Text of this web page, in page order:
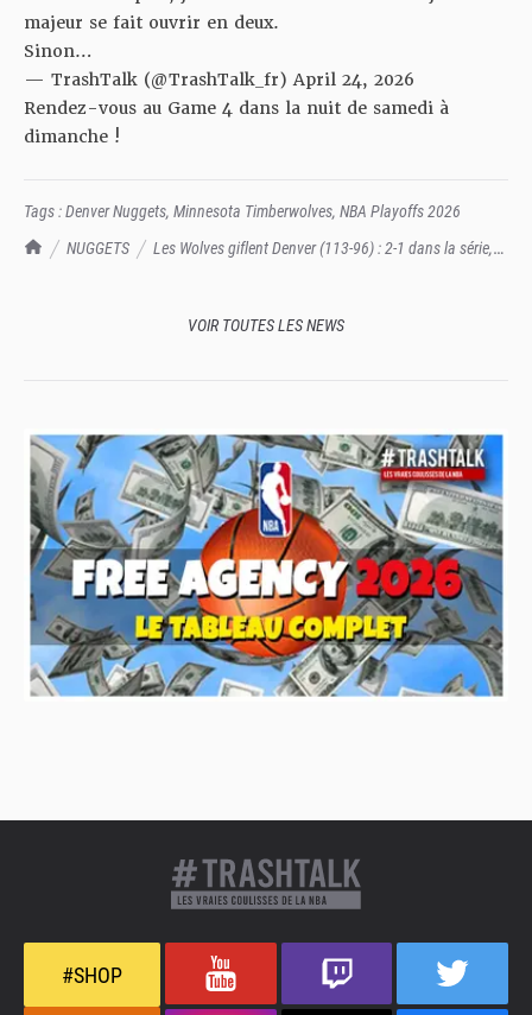
TrashTalk Actu NBA
NUGGETS
Les Wolves giflent Denver (113-96) : 2-1 dans la série,
majeur se fait ouvrir en deux.
Sinon…
— TrashTalk (@TrashTalk_fr)April 24, 2026
Rendez-vous au Game 4 dans la nuit de samedi à
dimanche !
Tags :Denver Nuggets, Minnesota Timberwolves, NBA Playoffs 2026
VOIR TOUTES LES NEWS
#SHOP